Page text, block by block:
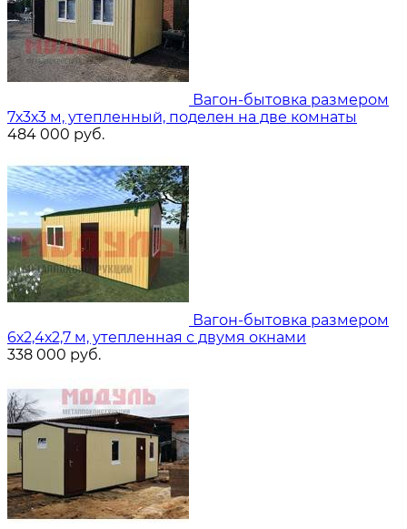
Вагон-бытовка размером
7х3х3 м, утепленный, поделен на две комнаты
484 000 руб.
Вагон-бытовка размером
6х2,4х2,7 м, утепленная с двумя окнами
338 000 руб.